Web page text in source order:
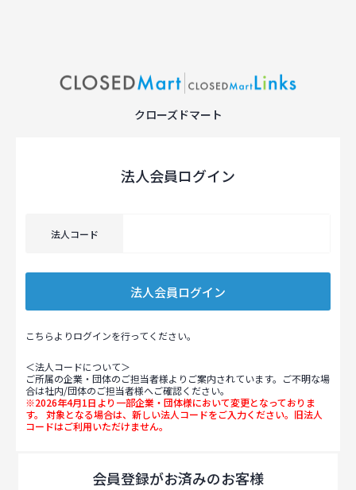
クローズドマート
法人会員ログイン
法人コード
こちらよりログインを行ってください。
＜法人コードについて＞
ご所属の企業・団体のご担当者様よりご案内されています。ご不明な場
合は社内/団体のご担当者様へご確認ください。
※2026年4月1日より一部企業・団体様において変更となっておりま
す。 対象となる場合は、新しい法人コードをご入力ください。旧法人
コードはご利用いただけません。
会員登録がお済みのお客様